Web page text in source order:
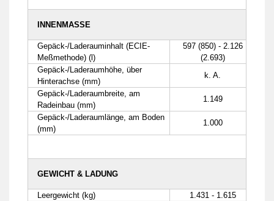
INNENMASSE
Gepäck-/Laderauminhalt (ECIE-
Meßmethode) (l)
597 (850) - 2.126
(2.693)
Gepäck-/Laderaumhöhe, über
Hinterachse (mm)
k. A.
Gepäck-/Laderaumbreite, am
Radeinbau (mm)
1.149
Gepäck-/Laderaumlänge, am Boden
(mm)
1.000
GEWICHT & LADUNG
Leergewicht (kg)
1.431 - 1.615